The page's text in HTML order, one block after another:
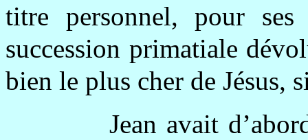
titre personnel, pour
succession primatiale
bien le plus cher de Jésus,
Jean avait